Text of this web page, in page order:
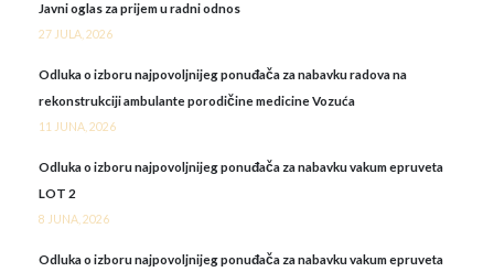
Javni oglas za prijem u radni odnos
27 JULA, 2026
Odluka o izboru najpovoljnijeg ponuđača za nabavku radova na
rekonstrukciji ambulante porodičine medicine Vozuća
11 JUNA, 2026
Odluka o izboru najpovoljnijeg ponuđača za nabavku vakum epruveta
LOT 2
8 JUNA, 2026
Odluka o izboru najpovoljnijeg ponuđača za nabavku vakum epruveta